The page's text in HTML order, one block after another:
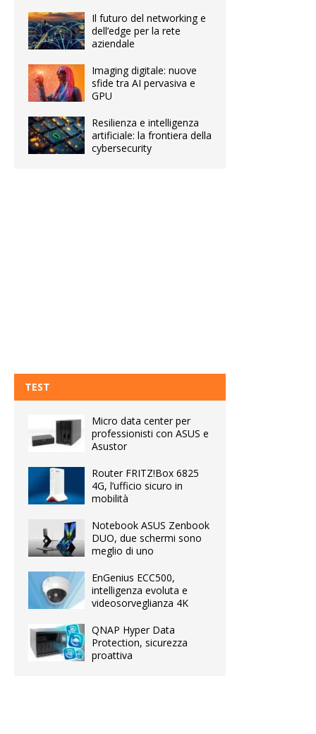
Il futuro del networking e
dell’edge per la rete
aziendale
Imaging digitale: nuove
sfide tra AI pervasiva e
GPU
Resilienza e intelligenza
artificiale: la frontiera della
cybersecurity
TEST
Micro data center per
professionisti con ASUS e
Asustor
Router FRITZ!Box 6825
4G, l’ufficio sicuro in
mobilità
Notebook ASUS Zenbook
DUO, due schermi sono
meglio di uno
EnGenius ECC500,
intelligenza evoluta e
videosorveglianza 4K
QNAP Hyper Data
Protection, sicurezza
proattiva